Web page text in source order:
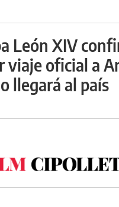
León XIV
viaje oficial a
llegará al país